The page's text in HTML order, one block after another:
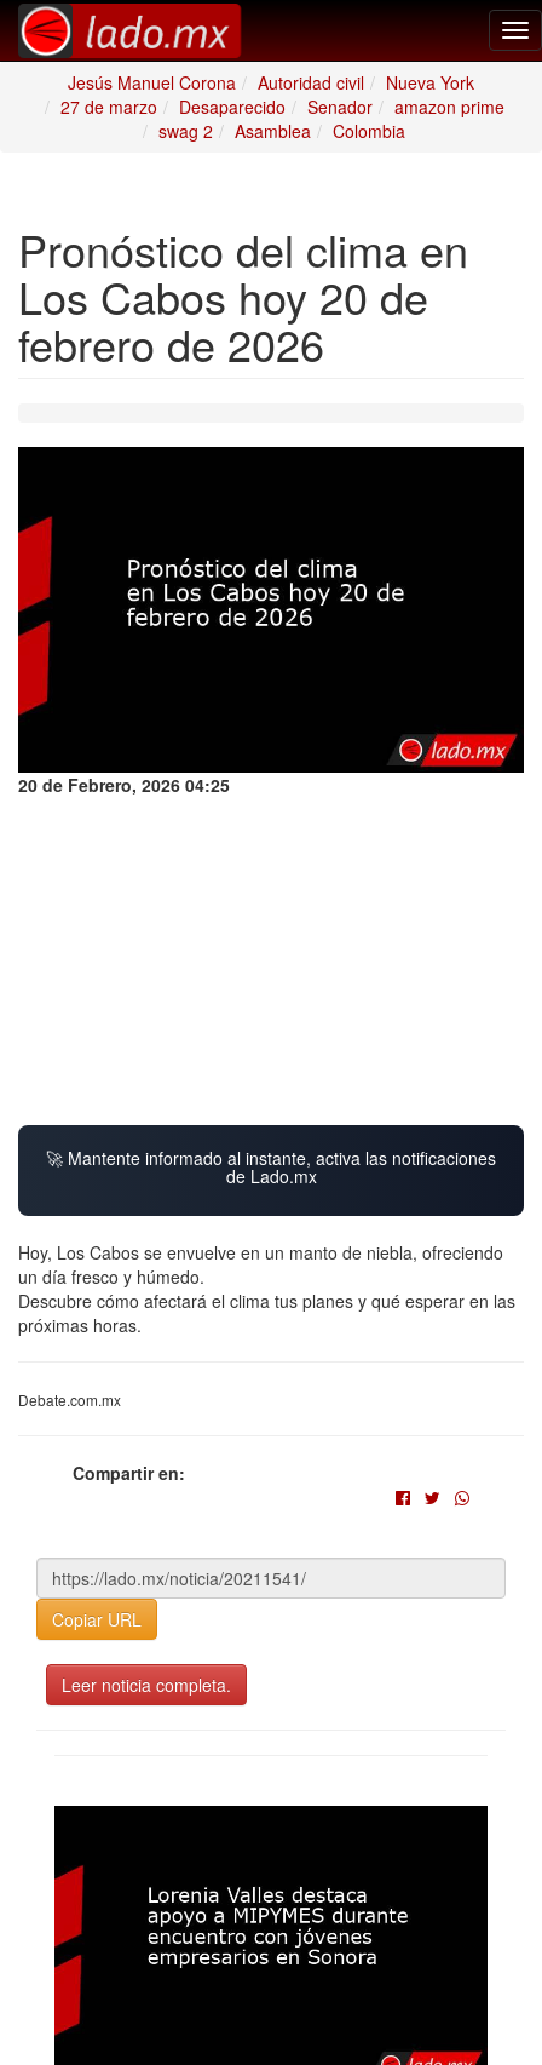
Jesús Manuel Corona
Autoridad civil
Nueva York
27 de marzo
Desaparecido Senador
amazon prime
swag 2
Asamblea Colombia
Pronóstico del clima en
Los Cabos hoy 20 de
febrero de 2026
20 de Febrero, 2026 04:25
🚀 Mantente informado al instante, activa las notificaciones
de Lado.mx
Hoy, Los Cabos se envuelve en un manto de niebla, ofreciendo
un día fresco y húmedo.
Descubre cómo afectará el clima tus planes y qué esperar en las
próximas horas.
Debate.com.mx
Compartir en:
Copiar URL
Leer noticia completa.